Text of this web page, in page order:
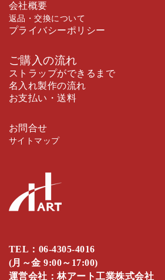
会社概要
返品・交換について
プライバシーポリシー
ご購入の流れ
ストラップができるまで
名入れ製作の流れ
お支払い・送料
お問合せ
サイトマップ
TEL： 06-4305-4016
(月～金 9:00～17:00)
運営会社：林アート工業株式会社